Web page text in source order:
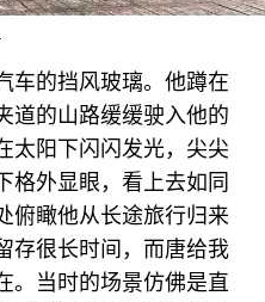
车的挡风玻璃。他蹲在
道的山路缓缓驶入他的
太阳下闪闪发光，尖尖
格外显眼，看上去如同
俯瞰他从长途旅行归来
存很长时间，而唐给我
。当时的场景仿佛是直